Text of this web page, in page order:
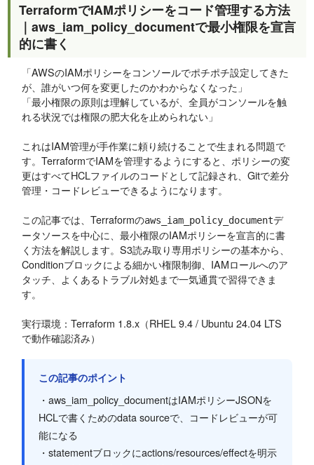
TerraformでIAMポリシーをコード管理する方法
｜aws_iam_policy_documentで最小権限を宣言
的に書く
「AWSのIAMポリシーをコンソールでポチポチ設定してきた
が、誰がいつ何を変更したのかわからなくなった」
「最小権限の原則は理解しているが、全員がコンソールを触
れる状況では権限の肥大化を止められない」
これはIAM管理が手作業に頼り続けることで生まれる問題で
す。TerraformでIAMを管理するようにすると、ポリシーの変
更はすべてHCLファイルのコードとして記録され、Gitで差分
管理・コードレビューできるようになります。
この記事では、Terraformのaws_iam_policy_documentデ
ータソースを中心に、最小権限のIAMポリシーを宣言的に書
く方法を解説します。S3読み取り専用ポリシーの基本から、
Conditionブロックによる細かい権限制御、IAMロールへのア
タッチ、よくあるトラブル対処まで一気通貫で習得できま
す。
実行環境：Terraform 1.8.x（RHEL 9.4 / Ubuntu 24.04 LTS
で動作確認済み）
この記事のポイント
・aws_iam_policy_documentはIAMポリシーJSONを
HCLで書くためのdata sourceで、コードレビューが可
能になる
・statementブロックにactions/resources/effectを明示